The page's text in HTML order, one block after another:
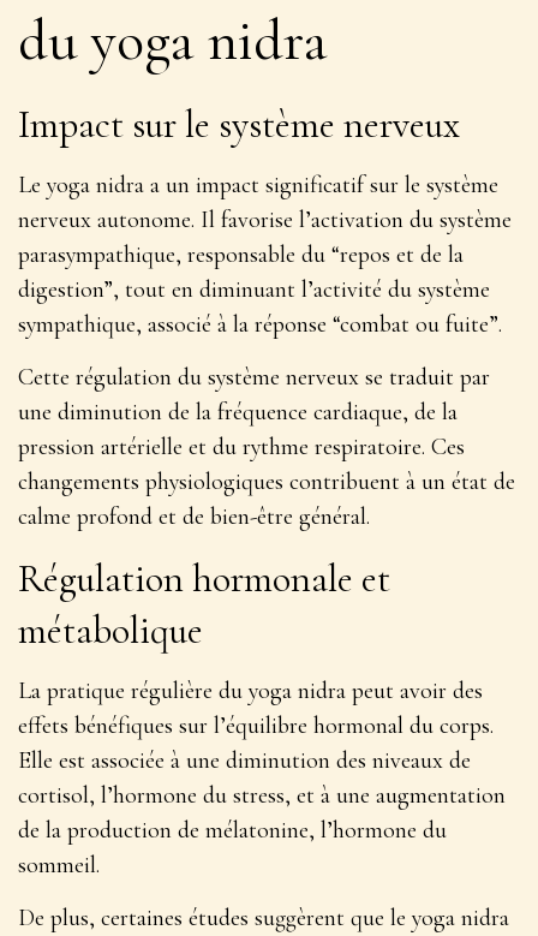
du yoga nidra
Impact sur le système nerveux
Le yoga nidra a un impact significatif sur le système
nerveux autonome. Il favorise l’activation du système
parasympathique, responsable du “repos et de la
digestion”, tout en diminuant l’activité du système
sympathique, associé à la réponse “combat ou fuite”.
Cette régulation du système nerveux se traduit par
une diminution de la fréquence cardiaque, de la
pression artérielle et du rythme respiratoire. Ces
changements physiologiques contribuent à un état de
calme profond et de bien-être général.
Régulation hormonale et
métabolique
La pratique régulière du yoga nidra peut avoir des
effets bénéfiques sur l’équilibre hormonal du corps.
Elle est associée à une diminution des niveaux de
cortisol, l’hormone du stress, et à une augmentation
de la production de mélatonine, l’hormone du
sommeil.
De plus, certaines études suggèrent que le yoga nidra